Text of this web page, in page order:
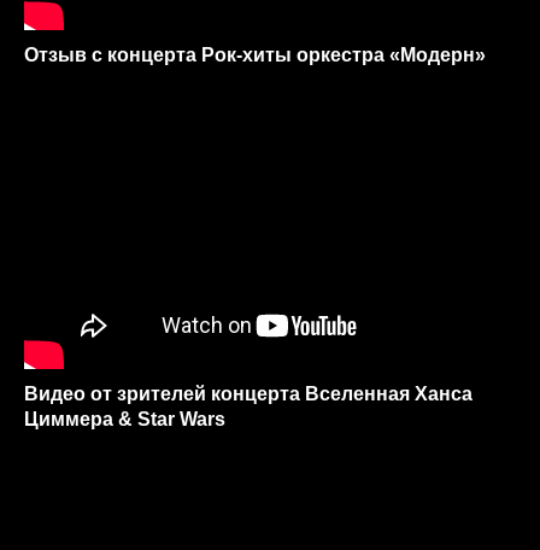
Отзыв c концерта Рок-хиты оркестра «‎Модерн»
Видео от зрителей концерта Вселенная Ханса
Циммера & Star Wars